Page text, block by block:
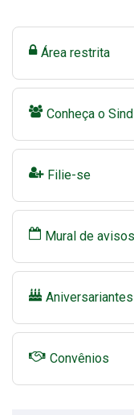
Área restrita
Conheça o
Filie-se
Mural de avisos
Convênios